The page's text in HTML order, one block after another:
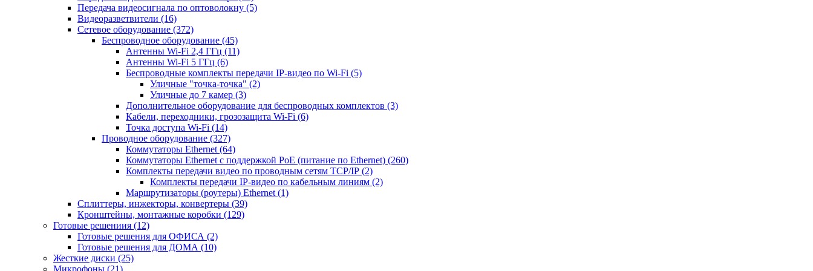
Передача видеосигнала по оптоволокну (5)
Видеоразветвители (16)
Сетевое оборудование (372)
Беспроводное оборудование (45)
Антенны Wi-Fi 2,4 ГГц (11)
Антенны Wi-Fi 5 ГГц (6)
Беспроводные комплекты передачи IP-видео по Wi-Fi (5)
Уличные "точка-точка" (2)
Уличные до 7 камер (3)
Дополнительное оборудование для беспроводных комплектов (3)
Кабели, переходники, грозозащита Wi-Fi (6)
Точка доступа Wi-Fi (14)
Проводное оборудование (327)
Коммутаторы Ethernet (64)
Коммутаторы Ethernet с поддержкой PoE (питание по Ethernet) (260)
Комплекты передачи видео по проводным сетям TCP/IP (2)
Комплекты передачи IP-видео по кабельным линиям (2)
Маршрутизаторы (роутеры) Ethernet (1)
Сплиттеры, инжекторы, конвертеры (39)
Кронштейны, монтажные коробки (129)
Готовые решениия (12)
Готовые решения для ОФИСА (2)
Готовые решения для ДОМА (10)
Жесткие диски (25)
Микрофоны (21)